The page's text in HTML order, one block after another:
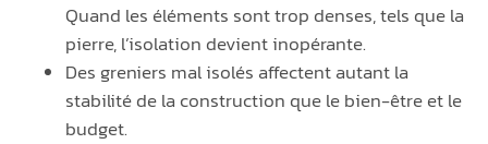
Quand les éléments sont trop denses, tels que la
pierre, l’isolation devient inopérante.
Des greniers mal isolés affectent autant la
stabilité de la construction que le bien-être et le
budget.